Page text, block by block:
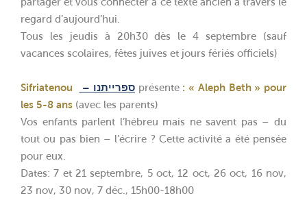
partager et vous connecter à ce texte ancien à travers le
regard d’aujourd’hui.
Tous les jeudis à 20h30 dès le 4 septembre (sauf
vacances scolaires, fêtes juives et jours fériés officiels)
Sifriatenou – ספרייתנו présente : « Aleph Beth » pour
les 5-8 ans (avec les parents)
Vos enfants parlent l’hébreu mais ne savent pas – du
tout ou pas bien – l’écrire ? Cette activité a été pensée
pour eux.
Dates: 7 et 21 septembre, 5 oct, 12 oct, 26 oct, 16 nov,
23 nov, 30 nov, 7 déc., 15h00-18h00